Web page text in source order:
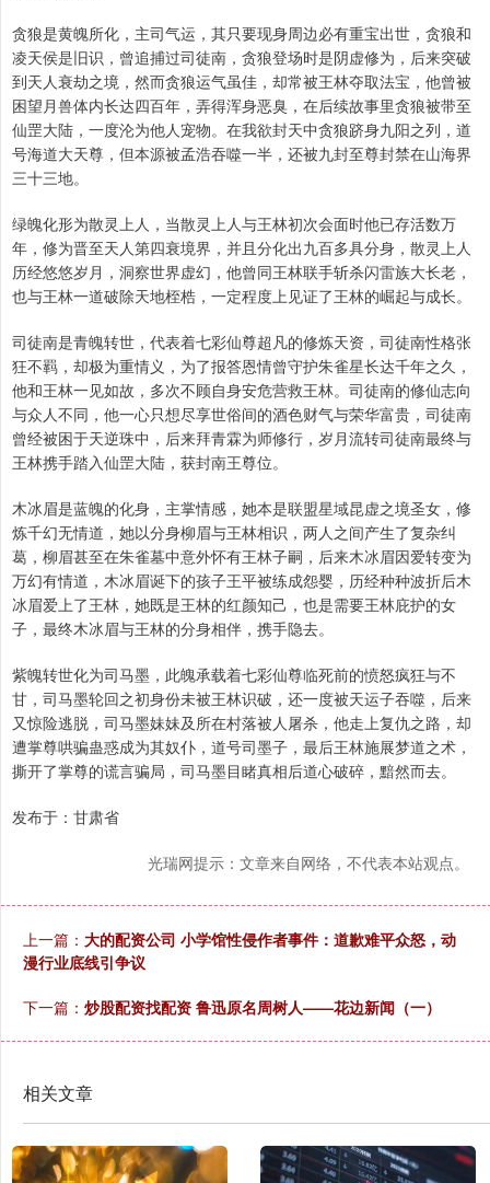
贪狼是黄魄所化，主司气运，其只要现身周边必有重宝出世，贪狼和
凌天侯是旧识，曾追捕过司徒南，贪狼登场时是阴虚修为，后来突破
到天人衰劫之境，然而贪狼运气虽佳，却常被王林夺取法宝，他曾被
困望月兽体内长达四百年，弄得浑身恶臭，在后续故事里贪狼被带至
仙罡大陆，一度沦为他人宠物。在我欲封天中贪狼跻身九阳之列，道
号海道大天尊，但本源被孟浩吞噬一半，还被九封至尊封禁在山海界
三十三地。
绿魄化形为散灵上人，当散灵上人与王林初次会面时他已存活数万
年，修为晋至天人第四衰境界，并且分化出九百多具分身，散灵上人
历经悠悠岁月，洞察世界虚幻，他曾同王林联手斩杀闪雷族大长老，
也与王林一道破除天地桎梏，一定程度上见证了王林的崛起与成长。
司徒南是青魄转世，代表着七彩仙尊超凡的修炼天资，司徒南性格张
狂不羁，却极为重情义，为了报答恩情曾守护朱雀星长达千年之久，
他和王林一见如故，多次不顾自身安危营救王林。司徒南的修仙志向
与众人不同，他一心只想尽享世俗间的酒色财气与荣华富贵，司徒南
曾经被困于天逆珠中，后来拜青霖为师修行，岁月流转司徒南最终与
王林携手踏入仙罡大陆，获封南王尊位。
木冰眉是蓝魄的化身，主掌情感，她本是联盟星域昆虚之境圣女，修
炼千幻无情道，她以分身柳眉与王林相识，两人之间产生了复杂纠
葛，柳眉甚至在朱雀墓中意外怀有王林子嗣，后来木冰眉因爱转变为
万幻有情道，木冰眉诞下的孩子王平被练成怨婴，历经种种波折后木
冰眉爱上了王林，她既是王林的红颜知己，也是需要王林庇护的女
子，最终木冰眉与王林的分身相伴，携手隐去。
紫魄转世化为司马墨，此魄承载着七彩仙尊临死前的愤怒疯狂与不
甘，司马墨轮回之初身份未被王林识破，还一度被天运子吞噬，后来
又惊险逃脱，司马墨妹妹及所在村落被人屠杀，他走上复仇之路，却
遭掌尊哄骗蛊惑成为其奴仆，道号司墨子，最后王林施展梦道之术，
撕开了掌尊的谎言骗局，司马墨目睹真相后道心破碎，黯然而去。
发布于：甘肃省
光瑞网提示：文章来自网络，不代表本站观点。
上一篇： 大的配资公司 小学馆性侵作者事件：道歉难平众怒，动
漫行业底线引争议
下一篇： 炒股配资找配资 鲁迅原名周树人——花边新闻（一）
相关文章